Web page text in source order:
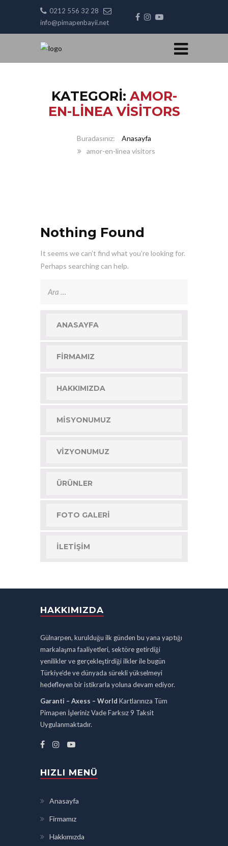
0212 556 32 28
info@pimapenbayii.net
KATEGORI: AMOR-
EN-LINEA VISITORS
Anasayfa
amor-en-linea visitors
Nothing Found
It seems we can’t find what you’re looking for.
Perhaps searching can help.
ANASAYFA
FIRMAMIZ
HAKKIMIZDA
MISYONUMUZ
VIZYONUMUZ
ÜRÜNLER
FOTO GALERI
İLETIŞIM
HAKKIMIZDA
Gülnarpen, kurulduğu ilk günden bu yana yaptığı
markalaşma faaliyetleri, sektöre getirdiği
yenilikler ve gerçekleştirdiği ilkler ile bugün
Türkiye’de ve dünyada sürekli yükselmeyi
hedefleyen bir istikrarla yoluna devam ediyor.
Garanti – Axess – World Kartlarınıza Tüm
Pimapen İşleriniz Vade Farksız 9 Taksit
Uygulanmaktadır.
HIZLI MENÜ
Anasayfa
Firmamız
Hakkımızda